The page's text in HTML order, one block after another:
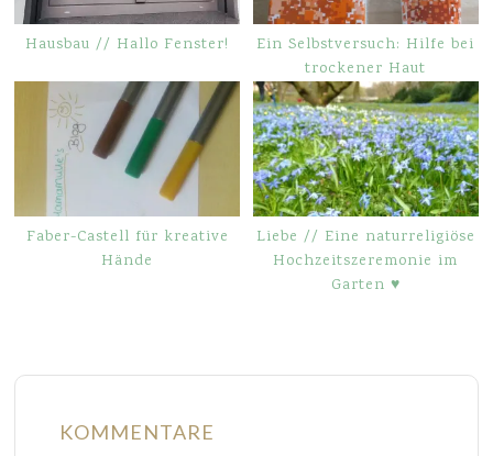
Hausbau // Hallo Fenster!
Ein Selbstversuch: Hilfe bei
trockener Haut
Faber-Castell für kreative
Hände
Liebe // Eine naturreligiöse
Hochzeitszeremonie im
Garten ♥
KOMMENTARE